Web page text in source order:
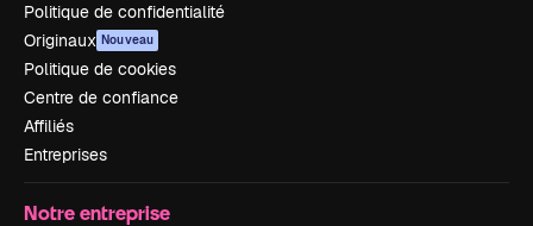
Politique de confidentialité
Originaux Nouveau
Politique de cookies
Centre de confiance
Affiliés
Entreprises
Notre entreprise